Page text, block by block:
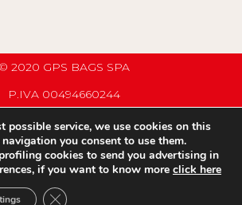
© 2020 GPS BAGS SPA
P.IVA 00494660244
PRIVACY POLICY
COMPANY INFO
C.G.V.
possible service, we use cookies on this
you consent to use them.
cookies to send you advertising in
if you want to know more click here
CERRAR EL BANNER DE COOKIES